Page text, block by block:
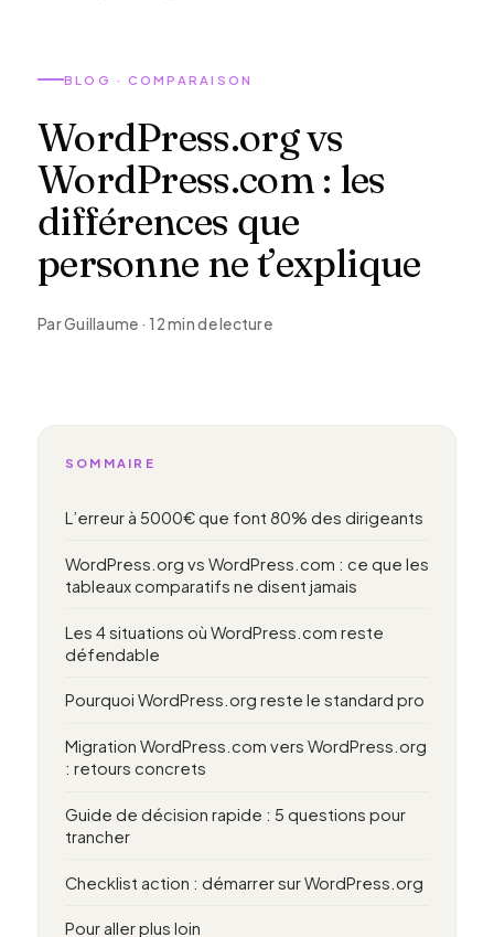
BLOG · COMPARAISON
WordPress.org vs
WordPress.com : les
différences que
personne ne t’explique
Par Guillaume · 12 min de lecture
SOMMAIRE
L’erreur à 5000€ que font 80% des dirigeants
WordPress.org vs WordPress.com : ce que les
tableaux comparatifs ne disent jamais
Les 4 situations où WordPress.com reste
défendable
Pourquoi WordPress.org reste le standard pro
Migration WordPress.com vers WordPress.org
: retours concrets
Guide de décision rapide : 5 questions pour
trancher
Checklist action : démarrer sur WordPress.org
Pour aller plus loin